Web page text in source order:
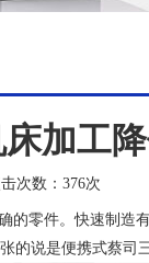
加工
次数： 376次
的零件。快速制造
的说是便携式蔡司